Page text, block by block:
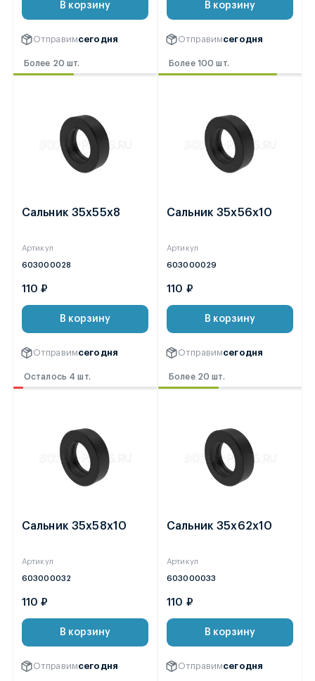
В корзину
Отправимсегодня
Более 20 шт.
В корзину
Отправимсегодня
Более 100 шт.
Сальник 35х55х8
Артикул
603000028
110 ₽
В корзину
Отправимсегодня
Осталось 4 шт.
Сальник 35х56х10
Артикул
603000029
110 ₽
В корзину
Отправимсегодня
Более 20 шт.
Сальник 35х58х10
Артикул
603000032
110 ₽
В корзину
Отправимсегодня
Сальник 35х62х10
Артикул
603000033
110 ₽
В корзину
Отправимсегодня